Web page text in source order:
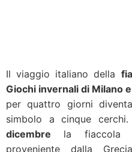
Il viaggio italiano della
Giochi invernali di Milano
per quattro giorni
simbolo a cinque
dicembre la fiaccola
proveniente dalla